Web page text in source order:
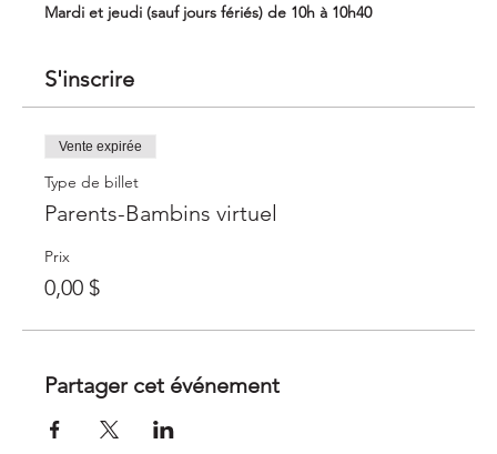
Mardi et jeudi (sauf jours fériés) de 10h à 10h40
S'inscrire
Vente expirée
Type de billet
Parents-Bambins virtuel
Prix
0,00 $
Partager cet événement